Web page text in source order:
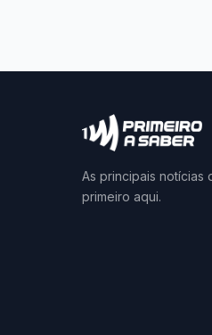
As principais
primeiro aqui.